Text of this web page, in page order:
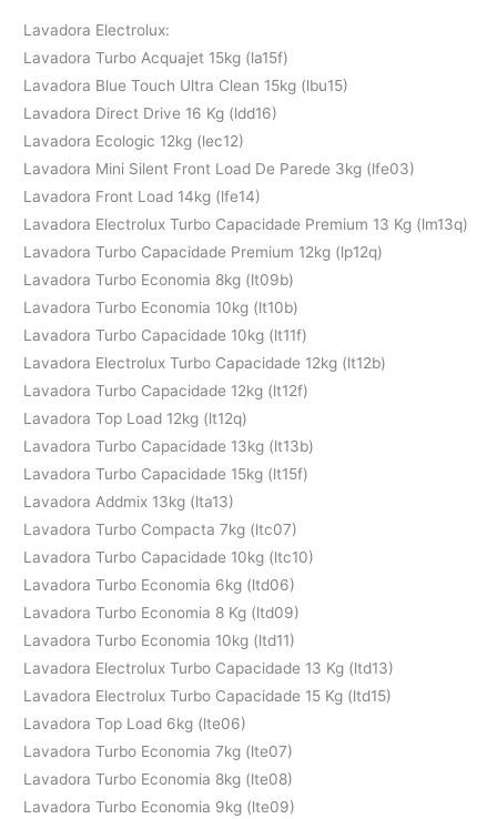
Lavadora Electrolux:
Lavadora Turbo Acquajet 15kg (la15f)
Lavadora Blue Touch Ultra Clean 15kg (lbu15)
Lavadora Direct Drive 16 Kg (ldd16)
Lavadora Ecologic 12kg (lec12)
Lavadora Mini Silent Front Load De Parede 3kg (lfe03)
Lavadora Front Load 14kg (lfe14)
Lavadora Electrolux Turbo Capacidade Premium 13 Kg (lm13q)
Lavadora Turbo Capacidade Premium 12kg (lp12q)
Lavadora Turbo Economia 8kg (lt09b)
Lavadora Turbo Economia 10kg (lt10b)
Lavadora Turbo Capacidade 10kg (lt11f)
Lavadora Electrolux Turbo Capacidade 12kg (lt12b)
Lavadora Turbo Capacidade 12kg (lt12f)
Lavadora Top Load 12kg (lt12q)
Lavadora Turbo Capacidade 13kg (lt13b)
Lavadora Turbo Capacidade 15kg (lt15f)
Lavadora Addmix 13kg (lta13)
Lavadora Turbo Compacta 7kg (ltc07)
Lavadora Turbo Capacidade 10kg (ltc10)
Lavadora Turbo Economia 6kg (ltd06)
Lavadora Turbo Economia 8 Kg (ltd09)
Lavadora Turbo Economia 10kg (ltd11)
Lavadora Electrolux Turbo Capacidade 13 Kg (ltd13)
Lavadora Electrolux Turbo Capacidade 15 Kg (ltd15)
Lavadora Top Load 6kg (lte06)
Lavadora Turbo Economia 7kg (lte07)
Lavadora Turbo Economia 8kg (lte08)
Lavadora Turbo Economia 9kg (lte09)